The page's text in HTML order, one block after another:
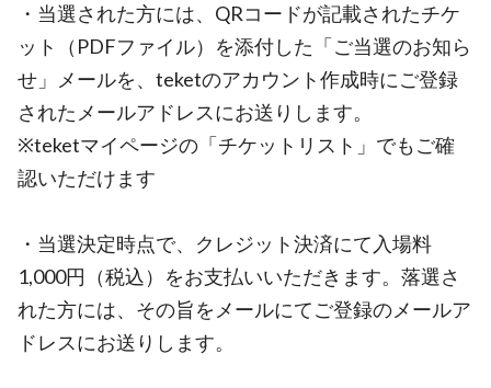
・当選された方には、QRコードが記載されたチケ
ット（PDFファイル）を添付した「ご当選のお知ら
せ」メールを、teketのアカウント作成時にご登録
されたメールアドレスにお送りします。
※teketマイページの「チケットリスト」でもご確
認いただけます
・当選決定時点で、クレジット決済にて入場料
1,000円（税込）をお支払いいただきます。落選さ
れた方には、その旨をメールにてご登録のメールア
ドレスにお送りします。